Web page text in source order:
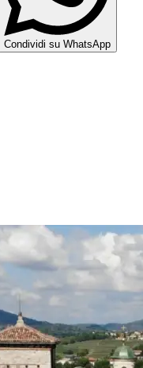
Condividi su WhatsApp